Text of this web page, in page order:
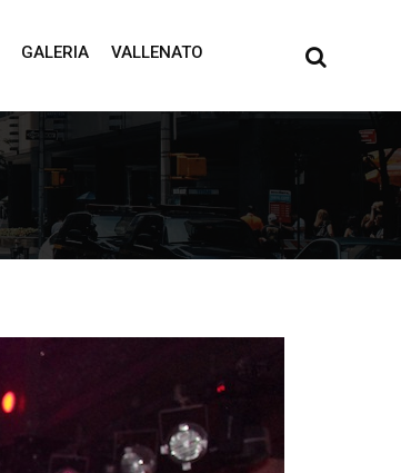
GALERIA VALLENATO